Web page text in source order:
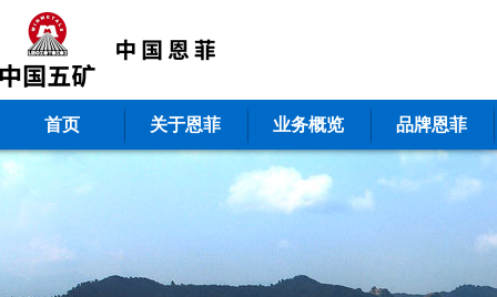
首页 关于恩菲 业务概览 品牌恩菲